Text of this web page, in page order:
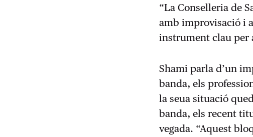
“La Conselleria de
amb improvisació i
instrument clau per
Shami parla d’un
banda, els
la seua situació
banda, els recent
vegada. “Aquest